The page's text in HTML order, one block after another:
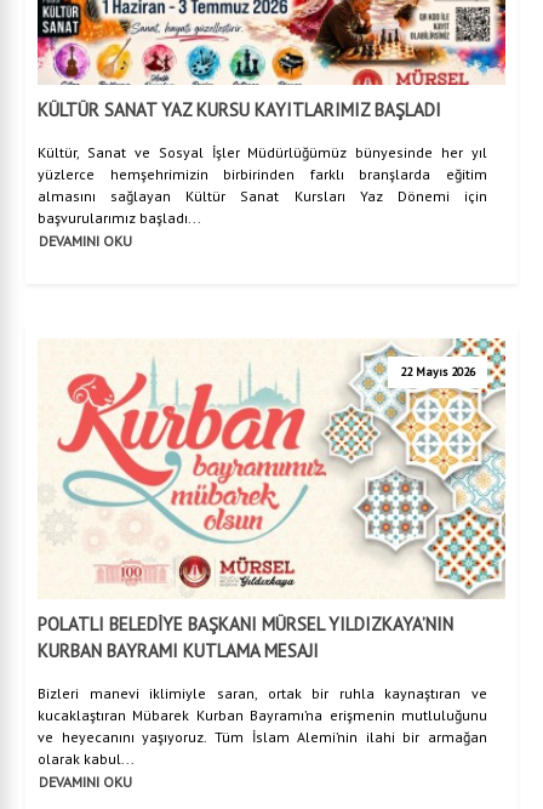
KÜLTÜR SANAT YAZ KURSU KAYITLARIMIZ BAŞLADI
Kültür, Sanat ve Sosyal İşler Müdürlüğümüz bünyesinde her yıl
yüzlerce hemşehrimizin birbirinden farklı branşlarda eğitim
almasını sağlayan Kültür Sanat Kursları Yaz Dönemi için
başvurularımız başladı...
DEVAMINI OKU
22 Mayıs 2026
POLATLI BELEDİYE BAŞKANI MÜRSEL YILDIZKAYA’NIN
KURBAN BAYRAMI KUTLAMA MESAJI
Bizleri manevi iklimiyle saran, ortak bir ruhla kaynaştıran ve
kucaklaştıran Mübarek Kurban Bayramı’na erişmenin mutluluğunu
ve heyecanını yaşıyoruz. Tüm İslam Alemi’nin ilahi bir armağan
olarak kabul...
DEVAMINI OKU